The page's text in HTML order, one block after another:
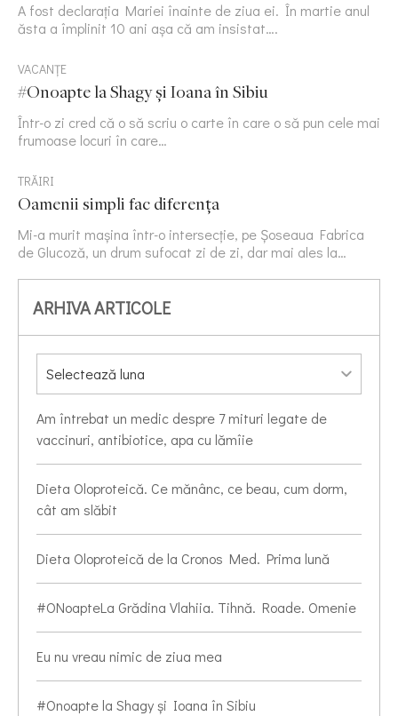
A fost declarația Mariei înainte de ziua ei. În martie anul
ăsta a împlinit 10 ani așa că am insistat….
VACANȚE
#Onoapte la Shagy și Ioana în Sibiu
Într-o zi cred că o să scriu o carte în care o să pun cele mai
frumoase locuri în care…
TRĂIRI
Oamenii simpli fac diferența
Mi-a murit mașina într-o intersecție, pe Șoseaua Fabrica
de Glucoză, un drum sufocat zi de zi, dar mai ales la…
ARHIVA ARTICOLE
Am întrebat un medic despre 7 mituri legate de
vaccinuri, antibiotice, apa cu lămîie
Dieta Oloproteică. Ce mănânc, ce beau, cum dorm,
cât am slăbit
Dieta Oloproteică de la Cronos Med. Prima lună
#ONoapteLa Grădina Vlahiia. Tihnă. Roade. Omenie
Eu nu vreau nimic de ziua mea
#Onoapte la Shagy și Ioana în Sibiu